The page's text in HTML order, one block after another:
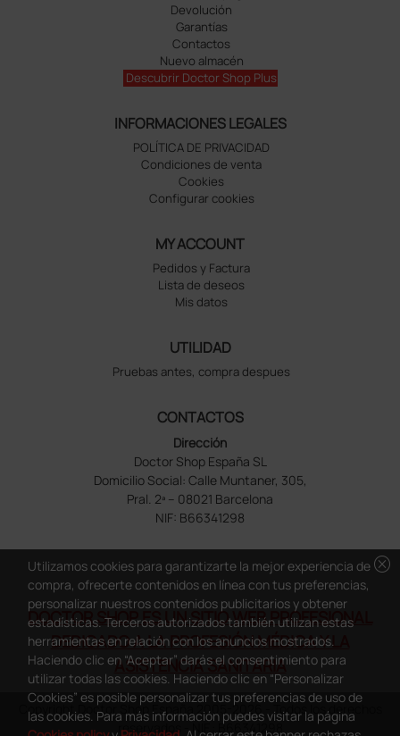
Devolución
Garantías
Contactos
Nuevo almacén
Descubrir Doctor Shop Plus
INFORMACIONES LEGALES
POLÍTICA DE PRIVACIDAD
Condiciones de venta
Cookies
Configurar cookies
MY ACCOUNT
Pedidos y Factura
Lista de deseos
Mis datos
UTILIDAD
Pruebas antes, compra despues
CONTACTOS
Dirección
Doctor Shop España SL
Domicilio Social: Calle Muntaner, 305,
Pral. 2ª – 08021 Barcelona
NIF: B66341298
DOCTOR SHOP ES UN SITIO WEB PROFESIONAL
DEDICADO A LA PROFESIÓN MÉDICA Y LA
ASISTENCIA SANITARIA
Copyright Doctor Shop España 2005-2026 - Todos los derechos
reservados - NIF.: B66341298
cancel
Utilizamos cookies para garantizarte la mejor experiencia de
compra, ofrecerte contenidos en línea con tus preferencias,
personalizar nuestros contenidos publicitarios y obtener
estadísticas. Terceros autorizados también utilizan estas
herramientas en relación con los anuncios mostrados.
Haciendo clic en “Aceptar” darás el consentimiento para
utilizar todas las cookies. Haciendo clic en “Personalizar
Cookies” es posible personalizar tus preferencias de uso de
las cookies. Para más información puedes visitar la página